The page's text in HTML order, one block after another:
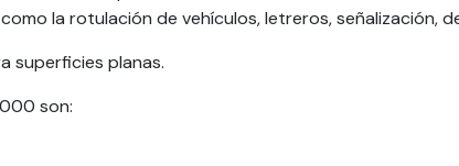
la rotulación de vehículos, letreros, señalización,
superficies planas.
son: